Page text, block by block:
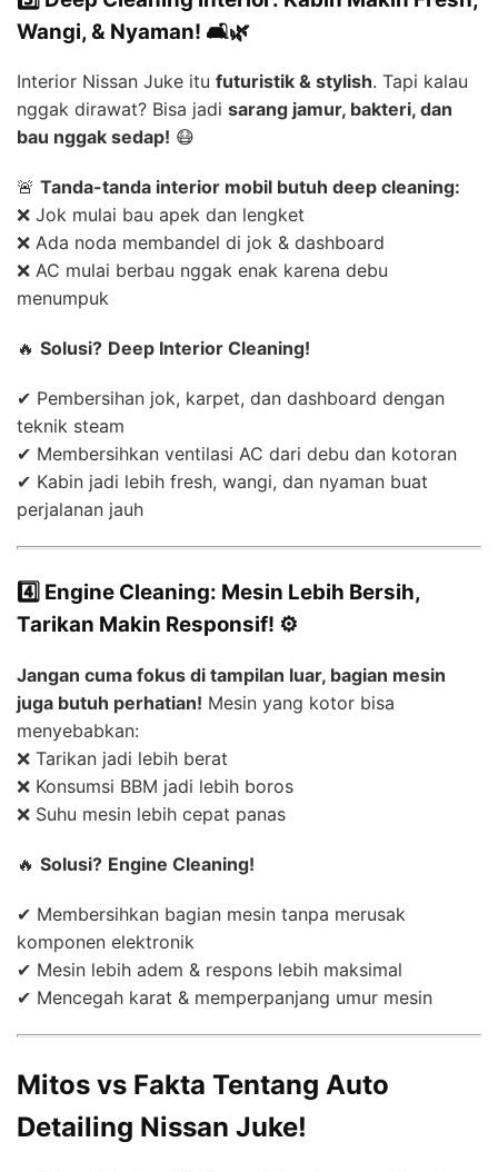
Wangi, & Nyaman! 🛋️🌿
Interior Nissan Juke itu futuristik & stylish. Tapi kalau
nggak dirawat? Bisa jadi sarang jamur, bakteri, dan
bau nggak sedap! 😷
🚨 Tanda-tanda interior mobil butuh deep cleaning:
❌ Jok mulai bau apek dan lengket
❌ Ada noda membandel di jok & dashboard
❌ AC mulai berbau nggak enak karena debu
menumpuk
🔥 Solusi? Deep Interior Cleaning!
✔ Pembersihan jok, karpet, dan dashboard dengan
teknik steam
✔ Membersihkan ventilasi AC dari debu dan kotoran
✔ Kabin jadi lebih fresh, wangi, dan nyaman buat
perjalanan jauh
4️⃣ Engine Cleaning: Mesin Lebih Bersih,
Tarikan Makin Responsif! ⚙️
Jangan cuma fokus di tampilan luar, bagian mesin
juga butuh perhatian! Mesin yang kotor bisa
menyebabkan:
❌ Tarikan jadi lebih berat
❌ Konsumsi BBM jadi lebih boros
❌ Suhu mesin lebih cepat panas
🔥 Solusi? Engine Cleaning!
✔ Membersihkan bagian mesin tanpa merusak
komponen elektronik
✔ Mesin lebih adem & respons lebih maksimal
✔ Mencegah karat & memperpanjang umur mesin
Mitos vs Fakta Tentang Auto
Detailing Nissan Juke!